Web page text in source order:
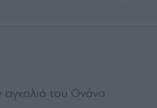
αγκαλιά του Ονάνα